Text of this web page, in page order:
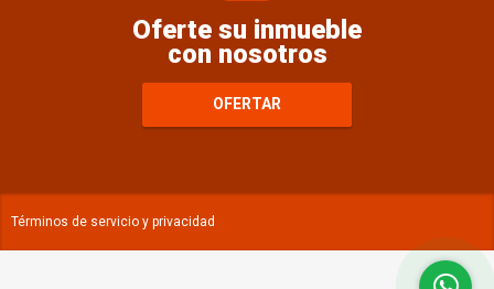
Oferte su inmueble
con nosotros
OFERTAR
Términos de servicio y privacidad